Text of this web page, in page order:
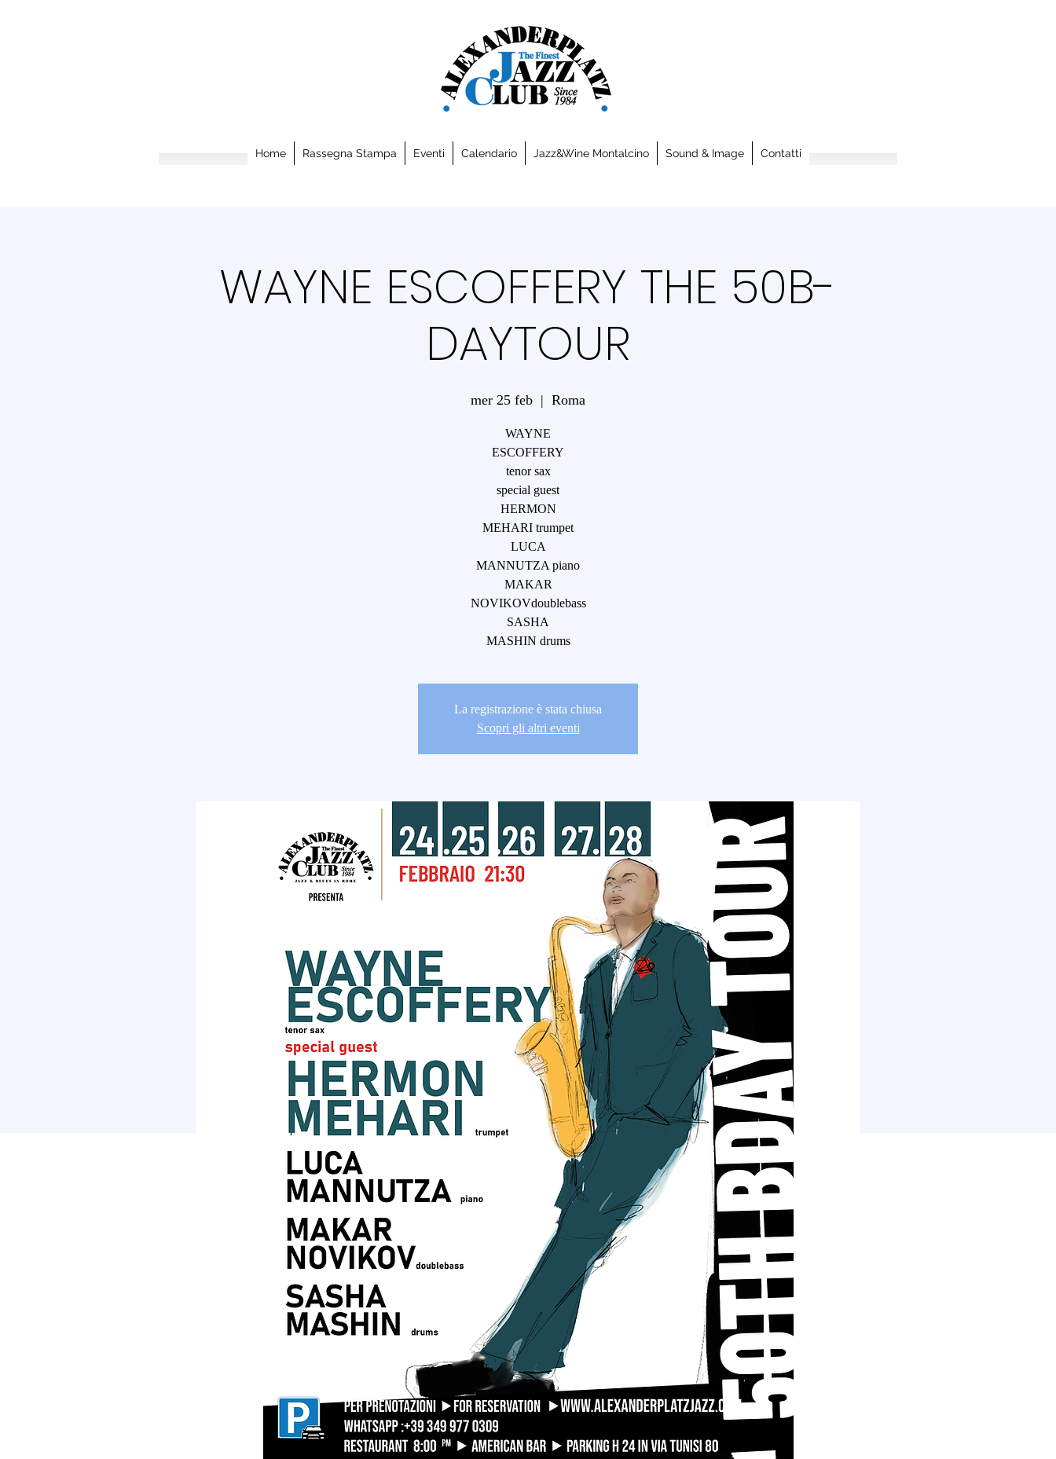
Home Rassegna Stampa Eventi Calendario Jazz&Wine Montalcino Sound & Image Contatti
WAYNE ESCOFFERY THE 50B-
DAYTOUR
mer 25 feb
  |
Roma
WAYNE
ESCOFFERY
tenor sax
special guest
HERMON
MEHARI trumpet
LUCA
MANNUTZA piano
MAKAR
NOVIKOVdoublebass
SASHA
MASHIN drums
La registrazione è stata chiusa
Scopri gli altri eventi